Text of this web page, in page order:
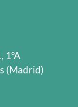
1ºA
(Madrid)